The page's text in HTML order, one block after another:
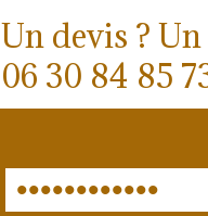
Un devis ?
06 30 84 85